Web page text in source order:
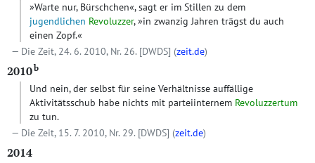
»Warte nur, Bürschchen«, sagt er im Stillen zu dem
jugendlichen Revoluzzer, »in zwanzig Jahren trägst du auch
einen Zopf.«
Die Zeit, 24. 6. 2010, Nr. 26. [DWDS] (zeit.de)
2010b
Und nein, der selbst für seine Verhältnisse auffällige
Aktivitätsschub habe nichts mit parteiinternem Revoluzzertum
zu tun.
Die Zeit, 15. 7. 2010, Nr. 29. [DWDS] (zeit.de)
2014